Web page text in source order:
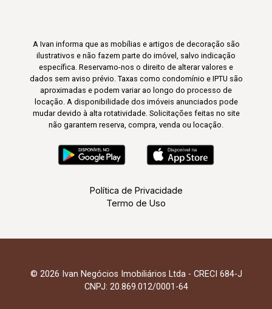
A Ivan informa que as mobílias e artigos de decoração são
ilustrativos e não fazem parte do imóvel, salvo indicação
específica. Reservamo-nos o direito de alterar valores e
dados sem aviso prévio. Taxas como condomínio e IPTU são
aproximadas e podem variar ao longo do processo de
locação. A disponibilidade dos imóveis anunciados pode
mudar devido à alta rotatividade. Solicitações feitas no site
não garantem reserva, compra, venda ou locação.
Política de Privacidade
Termo de Uso
© 2026 Ivan Negócios Imobiliários Ltda - CRECI 684-J
CNPJ: 20.869.012/0001-64